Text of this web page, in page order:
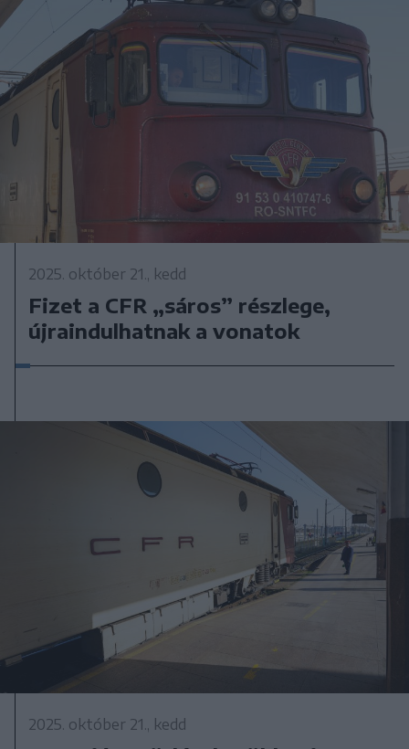
2025. október 21., kedd
Fizet a CFR „sáros” részlege,
újraindulhatnak a vonatok
2025. október 21., kedd